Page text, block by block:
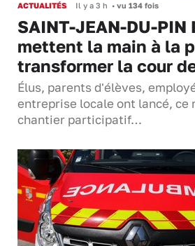
ACTUALITÉS Il y a 3 h • vu 134 fois
SAINT-JEAN-DU-
mettent la main à la
transformer la cour
Élus, parents d'élèves,
entreprise locale ont lancé, ce
chantier participatif…